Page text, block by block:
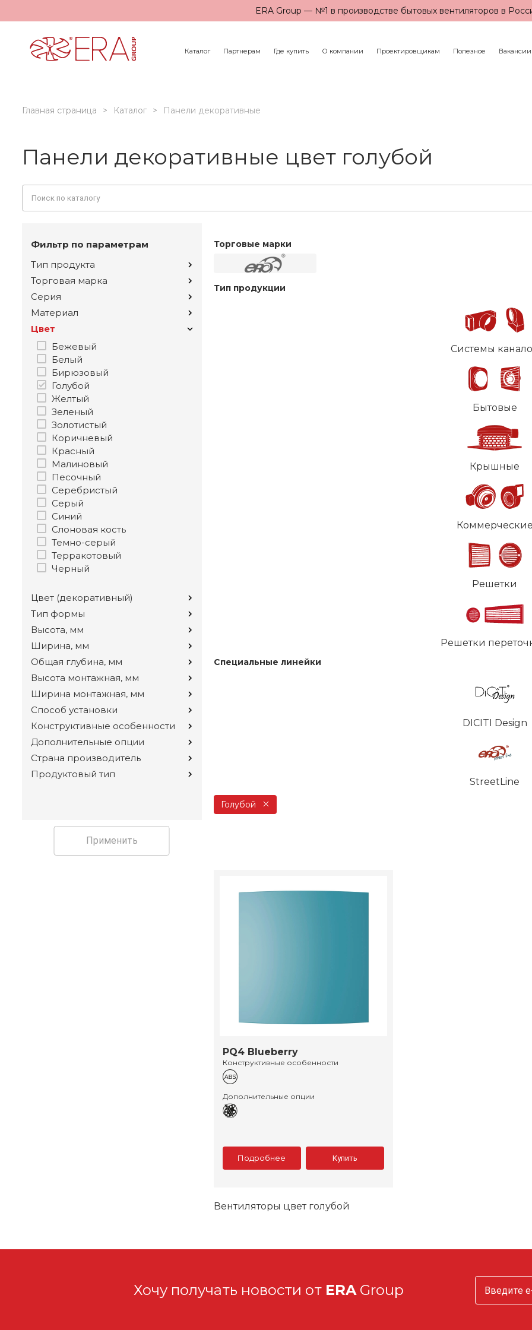
ERA Group — №1 в производстве бытовых вентиляторов в
Каталог Партнерам Где купить О компании Проектировщикам Полезное Вакансии
Главная страница Каталог Панели декоративные
Панели декоративные цвет голубой
Фильтр по параметрам
Тип продукта
Торговая марка
Серия
Материал
Цвет
Бежевый
Белый
Бирюзовый
Голубой
Желтый
Зеленый
Золотистый
Коричневый
Красный
Малиновый
Песочный
Серебристый
Серый
Синий
Слоновая кость
Темно-серый
Терракотовый
Черный
Цвет (декоративный)
Тип формы
Высота, мм
Ширина, мм
Общая глубина, мм
Высота монтажная, мм
Ширина монтажная, мм
Способ установки
Конструктивные особенности
Дополнительные опции
Страна производитель
Продуктовый тип
Применить
Торговые марки
Тип продукции
Системы
Бытовые
Крышные
Решетки
Решетки
Специальные линейки
DICITI Design
StreetLine
Голубой
PQ4 Blueberry
Конструктивные особенности
Дополнительные опции
Подробнее Купить
Вентиляторы цвет голубой
Хочу получать новости от ERAGroup